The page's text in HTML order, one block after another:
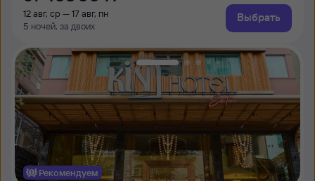
12 авг, ср — 17 авг, пн
5 ночей, за двоих
Выбрать
Рекомендуем